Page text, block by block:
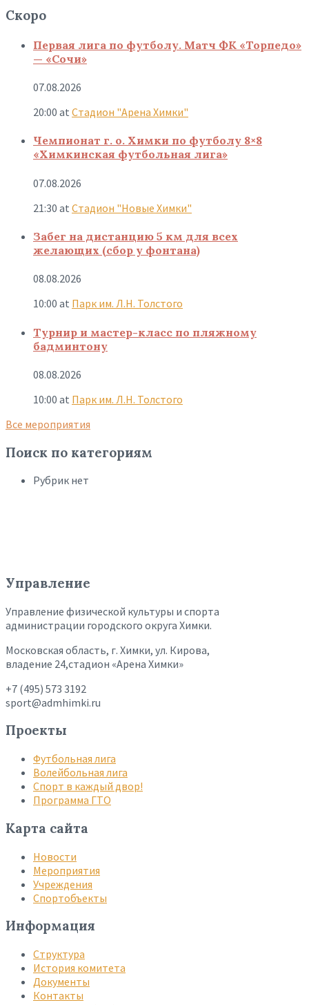
Скоро
Первая лига по футболу. Матч ФК «Торпедо»
— «Сочи»
07.08.2026
20:00 at Стадион "Арена Химки"
Чемпионат г. о. Химки по футболу 8×8
«Химкинская футбольная лига»
07.08.2026
21:30 at Стадион "Новые Химки"
Забег на дистанцию 5 км для всех
желающих (сбор у фонтана)
08.08.2026
10:00 at Парк им. Л.Н. Толстого
Турнир и мастер-класс по пляжному
бадминтону
08.08.2026
10:00 at Парк им. Л.Н. Толстого
Все мероприятия
Поиск по категориям
Рубрик нет
Управление
Управление физической культуры и спорта
администрации городского округа Химки.
Московская область, г. Химки, ул. Кирова,
владение 24,стадион «Арена Химки»
+7 (495) 573 3192
sport@admhimki.ru
Проекты
Футбольная лига
Волейбольная лига
Спорт в каждый двор!
Программа ГТО
Карта сайта
Новости
Мероприятия
Учреждения
Спортобъекты
Информация
Структура
История комитета
Документы
Контакты